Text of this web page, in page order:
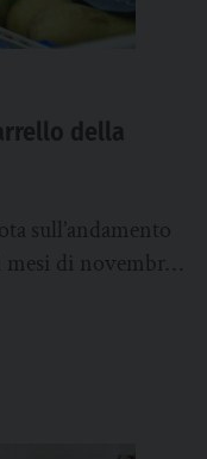
della
sull’andamento
mesi di novembre